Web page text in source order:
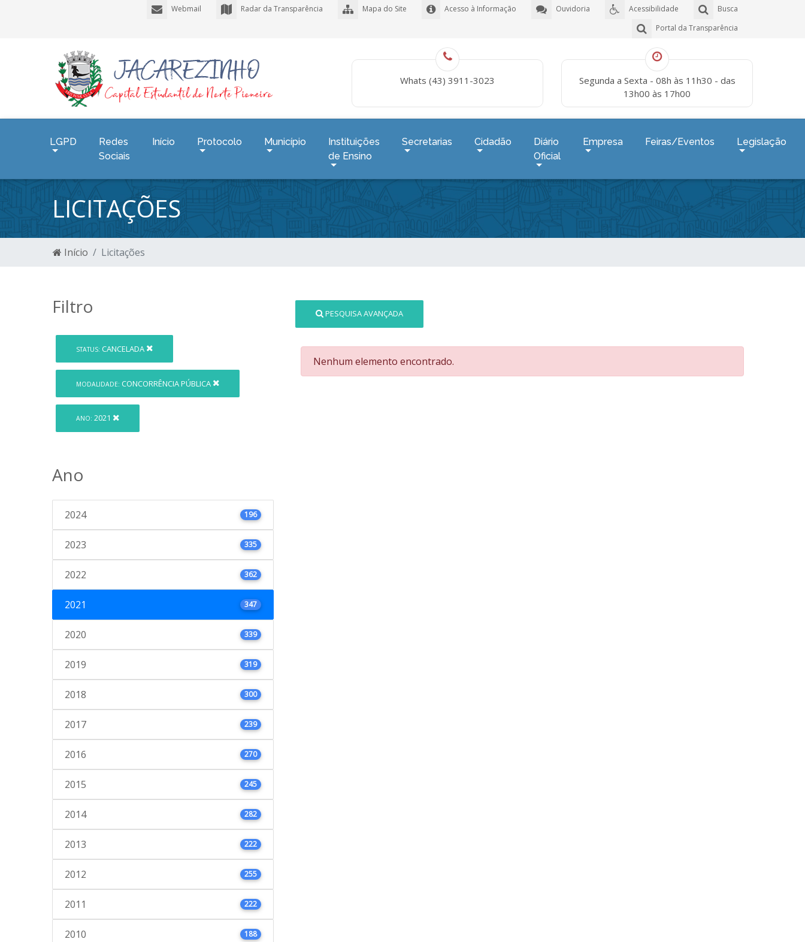
Busca
Acessibilidade
Ouvidoria
Acesso à Informação
Mapa do Site
Radar da Transparência
Webmail
Portal da Transparência
Whats (43) 3911-3023
Segunda a Sexta - 08h às 11h30 - das
13h00 às 17h00
LGPD
Redes
Sociais
Início Protocolo Município
Instituições
de Ensino
Secretarias Cidadão
Diário
Oficial
Empresa Feiras/Eventos Legislação
LICITAÇÕES
Início Licitações
Filtro
STATUS: CANCELADA
MODALIDADE: CONCORRÊNCIA PÚBLICA
ANO: 2021
Ano
2024 196
2023 335
2022 362
2021 347
2020 339
2019 319
2018 300
2017 239
2016 270
2015 245
2014 282
2013 222
2012 255
2011 222
2010 188
PESQUISA AVANÇADA
Nenhum elemento encontrado.